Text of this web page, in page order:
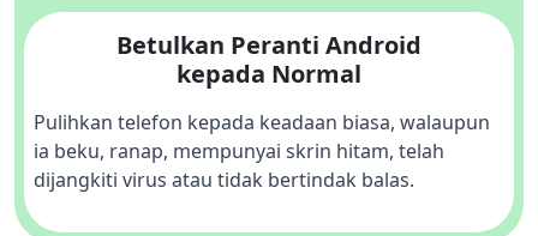
Betulkan Peranti Android
kepada Normal
Pulihkan telefon kepada keadaan biasa, walaupun
ia beku, ranap, mempunyai skrin hitam, telah
dijangkiti virus atau tidak bertindak balas.